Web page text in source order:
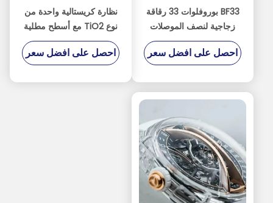
BF33 بوروفلوات 33 رقاقة
زجاجية لنصف الموصلات
MEMS البصرية
احصل على افضل سعر
نظارة كريستالية واحدة من
نوع TiO2 مع أسطح مطلية
من ثلاثة جوانب
و<001>/<110> توجيه
احصل على افضل سعر